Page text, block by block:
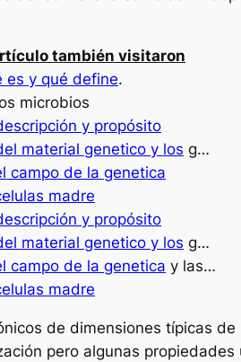
también visitaron
es y qué define.
microbios
y propósito
material genetico y los g…
campo de la genetica
madre
y propósito
material genetico y los g…
campo de la genetica y las…
madre
de dimensiones típicas
pero algunas